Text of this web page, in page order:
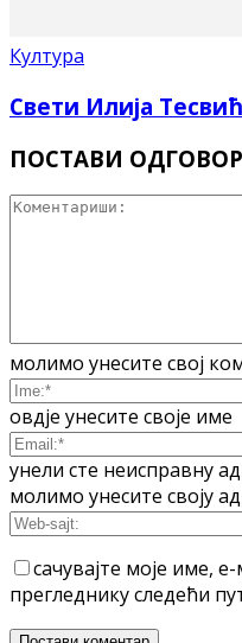
Култура
Свети Илија
ПОСТАВИ ОДГОВОР
молимо унесите свој
овдје унесите своје име
унели сте неисправну
молимо унесите своју
сачувајте моје име,
прегледнику следећи